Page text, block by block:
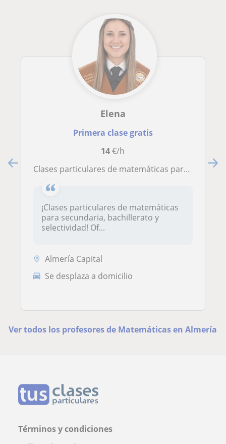
Elena
Primera clase gratis
14€/h
Clases particulares de matemáticas para secundaria, bachillerato y selectividad
¡Clases particulares de matemáticas
para secundaria, bachillerato y
selectividad! Of...
Almería Capital
Se desplaza a domicilio
Ver todos los profesores de Matemáticas en Almería
Términos y condiciones